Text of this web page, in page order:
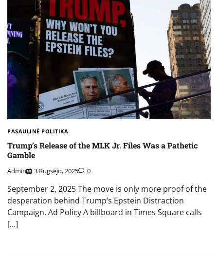
PASAULINĖ POLITIKA
Trump’s Release of the MLK Jr. Files Was a Pathetic
Gamble
Admin 3 Rugsėjo, 2025 0
September 2, 2025 The move is only more proof of the
desperation behind Trump’s Epstein Distraction
Campaign. Ad Policy A billboard in Times Square calls
[…]